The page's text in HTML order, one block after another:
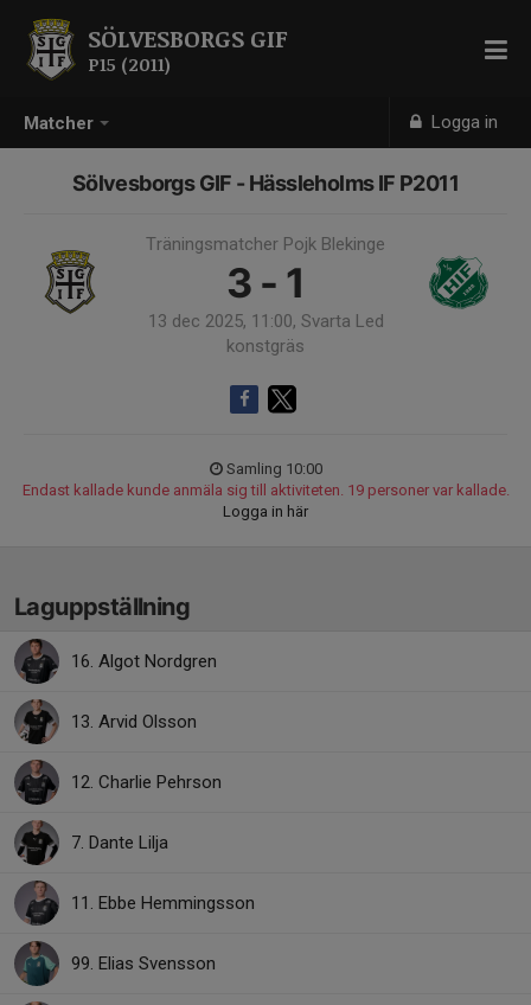
Matcher Logga in
SÖLVESBORGS GIF
P15 (2011)
Sölvesborgs GIF - Hässleholms IF P2011
Träningsmatcher Pojk Blekinge
3 - 1
13 dec 2025, 11:00, Svarta Led
konstgräs
Samling 10:00
Endast kallade kunde anmäla sig till aktiviteten. 19 personer var kallade.
Logga in här
Laguppställning
16. Algot Nordgren
13. Arvid Olsson
12. Charlie Pehrson
7. Dante Lilja
11. Ebbe Hemmingsson
99. Elias Svensson